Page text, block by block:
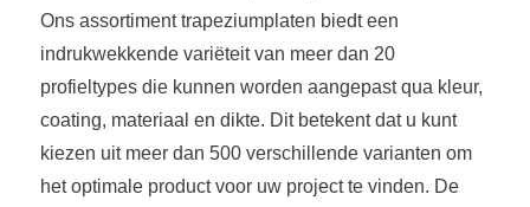
Ons assortiment trapeziumplaten biedt een
indrukwekkende variëteit van meer dan 20
profieltypes die kunnen worden aangepast qua kleur,
coating, materiaal en dikte. Dit betekent dat u kunt
kiezen uit meer dan 500 verschillende varianten om
het optimale product voor uw project te vinden. De